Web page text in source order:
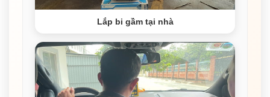
Lắp bi gầm tại nhà